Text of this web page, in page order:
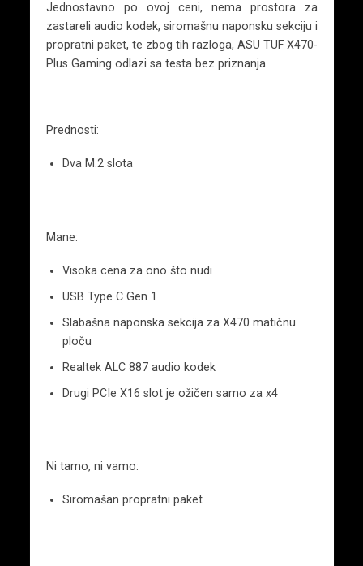
Jednostavno po ovoj ceni, nema prostora za
zastareli audio kodek, siromašnu naponsku sekciju i
propratni paket, te zbog tih razloga, ASU TUF X470-
Plus Gaming odlazi sa testa bez priznanja.
Prednosti:
Dva M.2 slota
Mane:
Visoka cena za ono što nudi
USB Type C Gen 1
Slabašna naponska sekcija za X470 matičnu
ploču
Realtek ALC 887 audio kodek
Drugi PCIe X16 slot je ožičen samo za x4
Ni tamo, ni vamo:
Siromašan propratni paket